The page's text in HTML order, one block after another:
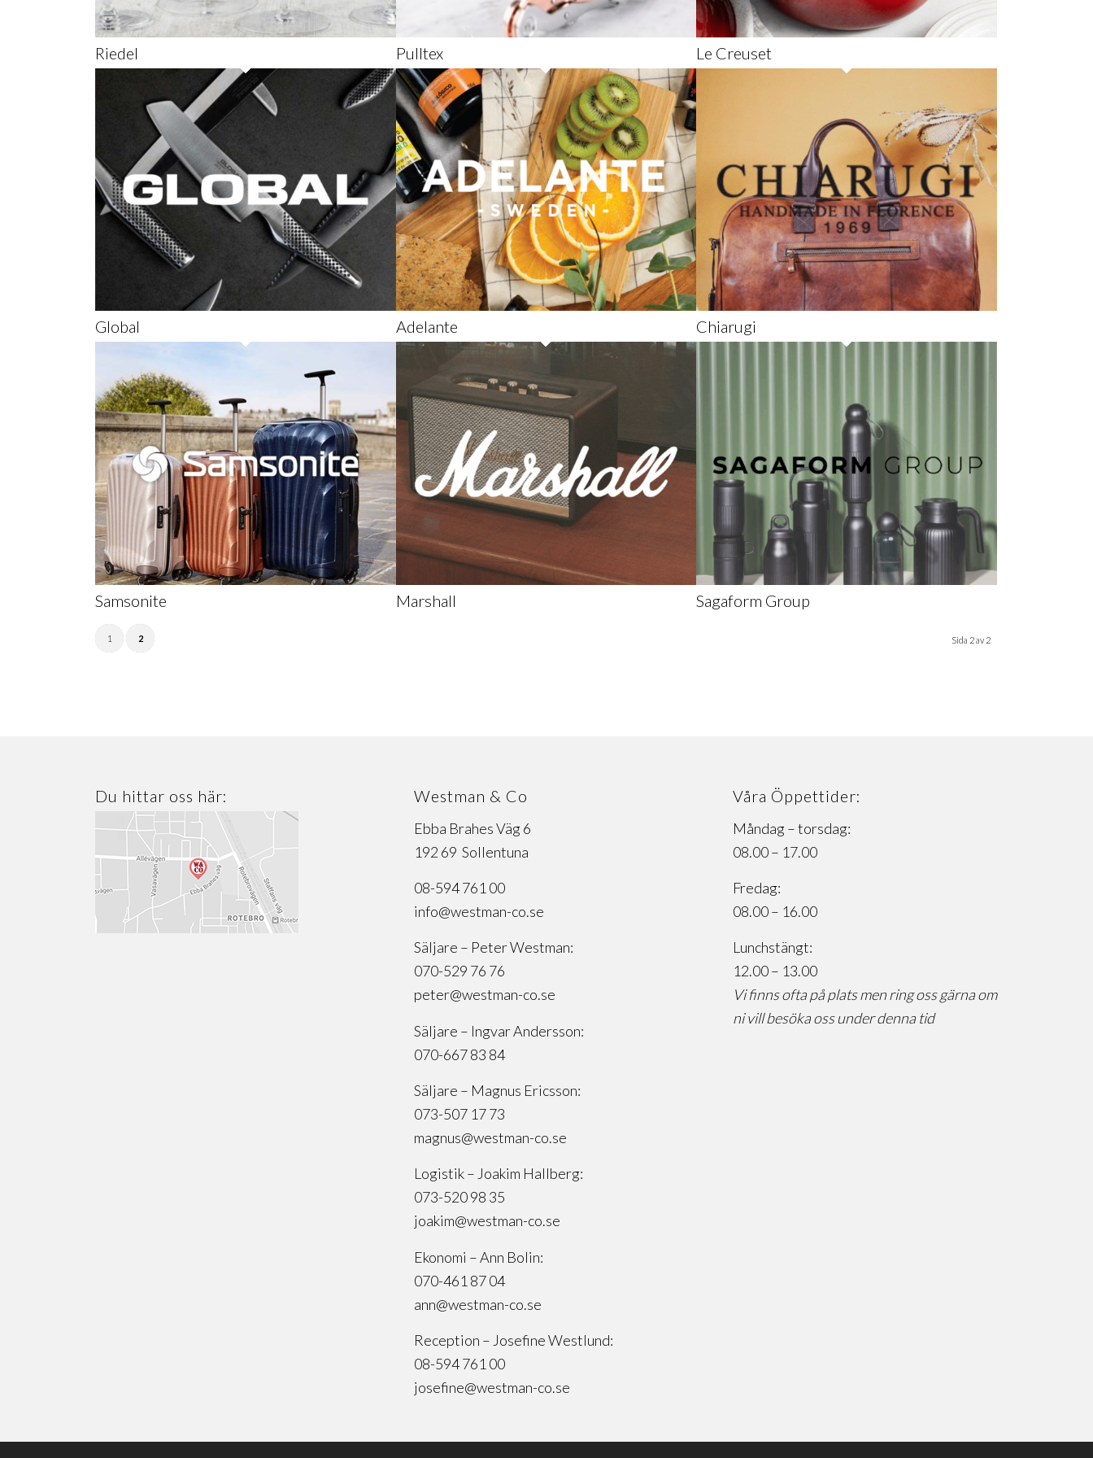
Riedel Pulltex Le Creuset
Global Adelante Chiarugi
Samsonite Marshall Sagaform Group
Sida 2 av 2
1 2
Du hittar oss här: Westman & Co
Ebba Brahes Väg 6
192 69 Sollentuna
08-594 761 00
info@westman-co.se
Säljare – Peter Westman:
070-529 76 76
peter@westman-co.se
Säljare – Ingvar Andersson:
070-667 83 84
Säljare – Magnus Ericsson:
073-507 17 73
magnus@westman-co.se
Logistik – Joakim Hallberg:
073-520 98 35
joakim@westman-co.se
Ekonomi – Ann Bolin:
070-461 87 04
ann@westman-co.se
Reception – Josefine Westlund:
08-594 761 00
josefine@westman-co.se
Våra Öppettider:
Måndag – torsdag:
08.00 – 17.00
Fredag:
08.00 – 16.00
Lunchstängt:
12.00 – 13.00
Vi finns ofta på plats men ring oss gärna om
ni vill besöka oss under denna tid